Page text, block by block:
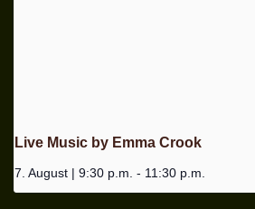
Live Music by Emma Crook
7. August | 9:30 p.m. - 11:30 p.m.